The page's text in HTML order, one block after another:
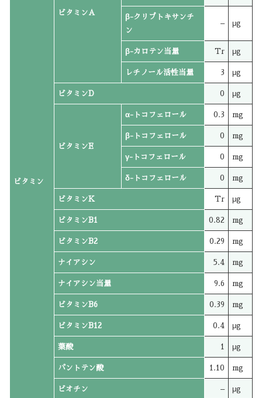
ビタミン
ビタミンA
β-クリプトキサンチ
ン
– μg
β-カロテン当量 Tr μg
レチノール活性当量 3 μg
ビタミンD 0 μg
ビタミンE
α-トコフェロール 0.3 mg
β-トコフェロール 0 mg
γ-トコフェロール 0 mg
δ-トコフェロール 0 mg
ビタミンK Tr μg
ビタミンB1 0.82 mg
ビタミンB2 0.29 mg
ナイアシン 5.4 mg
ナイアシン当量 9.6 mg
ビタミンB6 0.39 mg
ビタミンB12 0.4 μg
葉酸 1 μg
パントテン酸 1.10 mg
ビオチン – μg